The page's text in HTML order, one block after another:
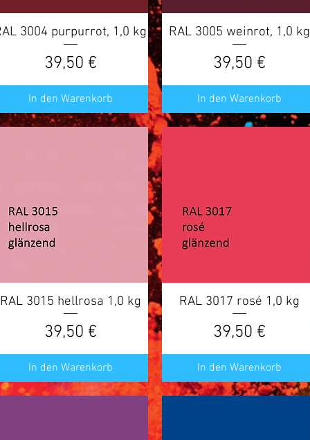
Schnellansicht
3004 purpurrot, 1,0 kg
Preis
39,50 €
In den Warenkorb
Schnellansicht
RAL 3005 weinrot, 1,0 kg
Preis
39,50 €
In den Warenkorb
Schnellansicht
RAL 3015 hellrosa 1,0 kg
Preis
39,50 €
In den Warenkorb
Schnellansicht
RAL 3017 rosé 1,0 kg
Preis
39,50 €
In den Warenkorb